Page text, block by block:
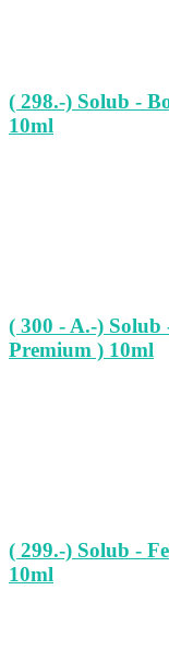
( 298.-) Solub -
10ml
( 300 - A.-)
Premium ) 10ml
( 299.-) Solub -
10ml